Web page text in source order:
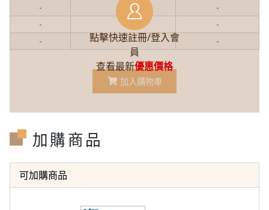
點擊快速註冊/登入會
員
查看最新優惠價格
-
-
-
-
-
-
- -
加入購物車
加購商品
可加購商品